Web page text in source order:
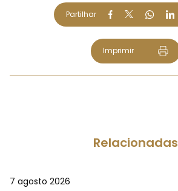
Partilhar
Imprimir
Relacionadas
7 agosto 2026